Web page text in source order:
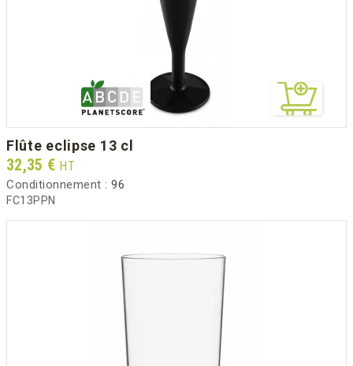
flûte eclipse 13 cl
Prix
32,35 € HT
Conditionnement : 96
FC13PPN